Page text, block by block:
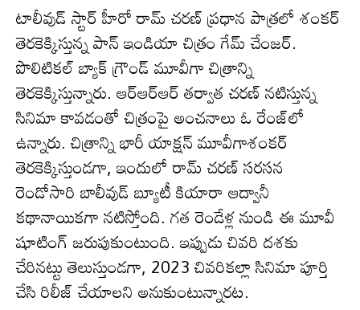
టాలీవుడ్ స్టార్ హీరో రామ్ చ‌ర‌ణ్ ప్ర‌ధాన పాత్ర‌లో శంక‌ర్
తెర‌కెక్కిస్తున్న పాన్ ఇండియా చిత్రం గేమ్ చేంజ‌ర్.
పొలిటికల్ బ్యాక్ గ్రౌండ్ మూవీగా చిత్రాన్ని
తెర‌కెక్కిస్తున్నారు. ఆర్ఆర్ఆర్ తర్వాత చరణ్ నటిస్తున్న
సినిమా కావ‌డంతో చిత్రంపై అంచ‌నాలు ఓ రేంజ్‌లో
ఉన్నారు. చిత్రాన్ని భారీ యాక్షన్ మూవీగాశంక‌ర్
తెర‌కెక్కిస్తుండ‌గా, ఇందులో రామ్ చరణ్ సరసన
రెండోసారి బాలీవుడ్ బ్యూటీ కియారా ఆద్వానీ
క‌థానాయిక‌గా నటిస్తోంది. గ‌త రెండేళ్ల నుండి ఈ మూవీ
షూటింగ్ జ‌రుపుకుంటుంది. ఇప్పుడు చివ‌రి ద‌శ‌కు
చేరిన‌ట్టు తెలుస్తుండ‌గా, 2023 చివరికల్లా సినిమా పూర్తి
చేసి రిలీజ్ చేయాల‌ని అనుకుంటున్నార‌ట‌.